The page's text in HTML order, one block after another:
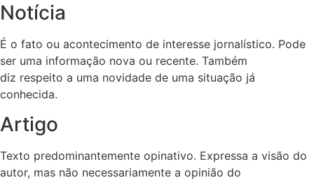
Notícia
É o fato ou acontecimento de interesse jornalístico. Pode
ser uma informação nova ou recente. Também
diz respeito a uma novidade de uma situação já
conhecida.
Artigo
Texto predominantemente opinativo. Expressa a visão do
autor, mas não necessariamente a opinião do